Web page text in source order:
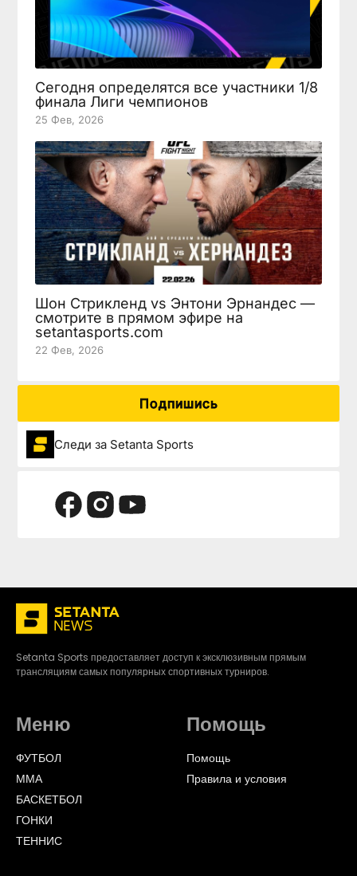
Сегодня определятся все участники 1/8
финала Лиги чемпионов
25 Фев, 2026
Шон Стрикленд vs Энтони Эрнандес —
смотрите в прямом эфире на
setantasports.com
22 Фев, 2026
Подпишись
Следи за Setanta Sports
Setanta Sports предоставляет доступ к эксклюзивным прямым
трансляциям самых популярных спортивных турниров.
Меню
ФУТБОЛ
ММА
БАСКЕТБОЛ
ГОНКИ
ТЕННИС
Помощь
Помощь
Правила и условия